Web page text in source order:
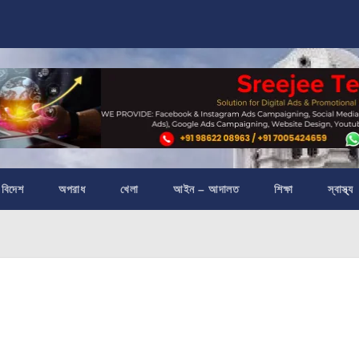
বিদেশ অপরাধ খেলা আইন – আদালত শিক্ষা স্বাস্থ্য